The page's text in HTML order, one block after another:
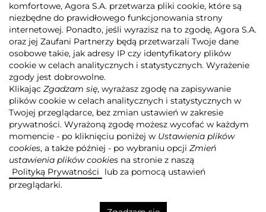
GRUPA AGORA DLA INWESTORÓW DLA MEDIÓW
REKLAMA
ESG
KONTAKT
© 2026 Copyright AGORA SA
POLITYKA PRYWATNOŚCI AGORA S.A.
POLITYKA PRYWATNOŚCI SERWISU AGORA.PL
POLITYKA TRANSPARENTNOŚCI
ZASTRZEŻENIE PRAWNOAUTORSKIE
INFORMACJE O USŁUGACH MEDIALNYCH
MAPA SERWISU RSS
Realizacja
komfortowe, Agora S.A. przetwarza pliki cookie, które są
niezbędne do prawidłowego funkcjonowania strony
internetowej. Ponadto, jeśli wyrazisz na to zgodę, Agora S.A.
oraz jej Zaufani Partnerzy będą przetwarzali Twoje dane
osobowe takie, jak adresy IP czy identyfikatory plików
cookie w celach analitycznych i statystycznych. Wyrażenie
zgody jest dobrowolne.
Klikając Zgadzam się, wyrażasz zgodę na zapisywanie
plików cookie w celach analitycznych i statystycznych w
Twojej przeglądarce, bez zmian ustawień w zakresie
prywatności. Wyrażoną zgodę możesz wycofać w każdym
momencie - po kliknięciu poniżej w Ustawienia plików
cookies, a także później - po wybraniu opcji Zmień
ustawienia plików cookies na stronie z naszą
Polityką Prywatności
lub za pomocą ustawień
przeglądarki.